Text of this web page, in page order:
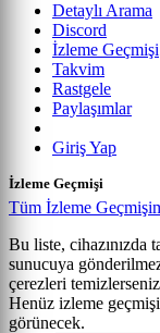
Detaylı Arama
Discord
İzleme Geçmişi
Takvim
Rastgele
Paylaşımlar
Giriş Yap
İzleme Geçmişi
Tüm İzleme
Bu liste, cihazınızda
sunucuya
çerezleri temizlerseniz
Henüz izleme
görünecek.